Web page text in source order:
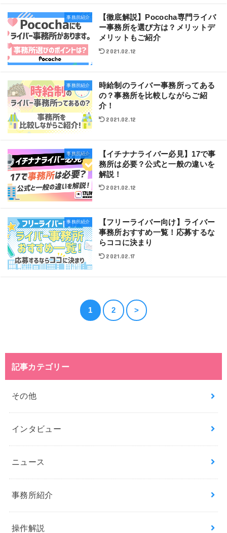
事務所紹介
【徹底解説】Pococha専門ライバ
ー事務所を選び方は？メリットデ
メリットもご紹介
2021.02.12
事務所紹介
時給制のライバー事務所ってある
の？事務所を比較しながらご紹
介！
2021.02.12
事務所紹介
【イチナナライバー必見】17で事
務所は必要？公式と一般の違いを
解説！
2021.02.12
事務所紹介
【フリーライバー向け】ライバー
事務所おすすめ一覧！応募するな
らココに決まり
2021.02.17
1 2 >
記事カテゴリー
その他
インタビュー
ニュース
事務所紹介
操作解説